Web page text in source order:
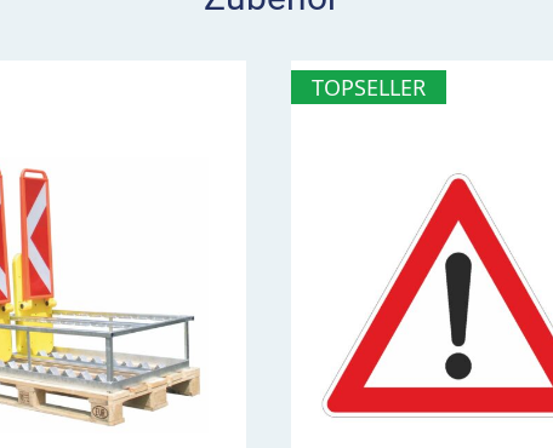
und bleibt liegen –
beispielsweise ein
Konstruktion
ist die TL-
TOPSELLER